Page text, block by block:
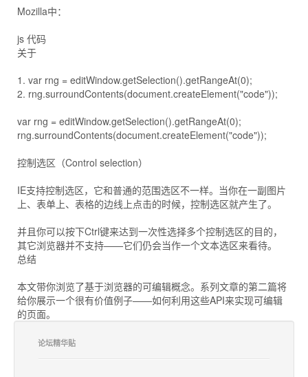
Mozilla中：
js 代码
关于
1. var rng = editWindow.getSelection().getRangeAt(0);
2. rng.surroundContents(document.createElement("code"));
var rng = editWindow.getSelection().getRangeAt(0);
rng.surroundContents(document.createElement("code"));
控制选区（Control selection）
IE支持控制选区，它和普通的范围选区不一样。当你在一副图片
上、表单上、表格的边线上点击的时候，控制选区就产生了。
并且你可以按下Ctrl键来达到一次性选择多个控制选区的目的，
其它浏览器并不支持——它们仍会当作一个文本选区来看待。
总结
本文带你浏览了基于浏览器的可编辑概念。系列文章的第二篇将
给你展示一个很有价值例子——如何利用这些API来实现可编辑
的页面。
论坛精华贴